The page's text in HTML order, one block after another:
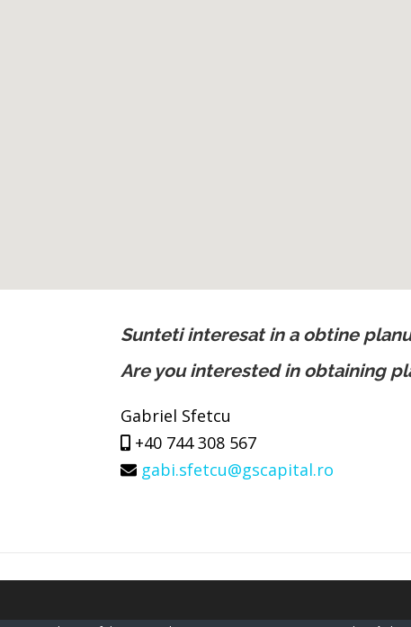
Sunteti interesat in a obtine
Are you interested in obtaining
Gabriel Sfetcu
+40 744 308 567
gabi.sfetcu@gscapital.ro